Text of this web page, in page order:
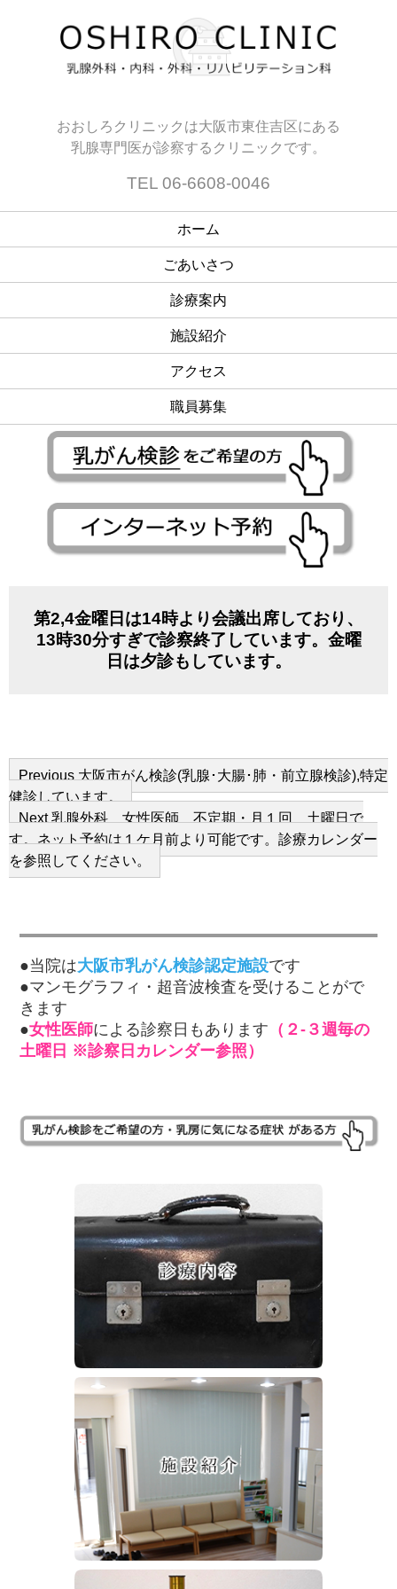
おおしろクリニックは大阪市東住吉区にある
乳腺専門医が診察するクリニックです。
TEL 06-6608-0046
ホーム
ごあいさつ
診療案内
施設紹介
アクセス
職員募集
第2,4金曜日は14時より会議出席しており、
13時30分すぎで診察終了しています。金曜
日は夕診もしています。
Previous Previous
post:
大阪市がん検診(乳腺･大腸･肺・前立腺検診),特定
健診しています。
Next Next
post:
乳腺外科 女性医師 不定期・月１回 土曜日で
す。ネット予約は１ケ月前より可能です。診療カレンダー
を参照してください。
●当院は大阪市乳がん検診認定施設です
●マンモグラフィ・超音波検査を受けることがで
きます
●女性医師による診察日もあります （２-３週毎の
土曜日 ※診察日カレンダー参照）